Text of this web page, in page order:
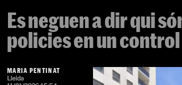
Es neguen a dir qui
policies en un
MARIA PENTINAT
Lleida